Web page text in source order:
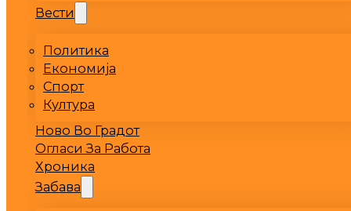
Вести
Политика
Економија
Спорт
Култура
Ново Во Градот
Огласи За Работа
Хроника
Забава